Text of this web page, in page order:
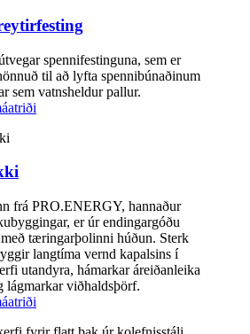
spennifestinguna, sem er
til að lyfta spennibúnaðinum
sem vatnsheldur pallur.
frá PRO.ENERGY, hannaður
er úr endingargóðu
tæringarþolinni húðun. Sterk
langtíma vernd kapalsins í
utandyra, hámarkar áreiðanleika
lágmarkar viðhaldsþörf.